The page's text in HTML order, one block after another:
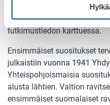
pysyvästi samanlaisia,
kansanterveystilanteen
tutkimustiedon karttuessa.
Ensimmäiset suositukset
julkaistiin vuonna 1941
Yhteispohjoismaisia
alusta lähtien. Valtion
ensimmäiset suomalaiset